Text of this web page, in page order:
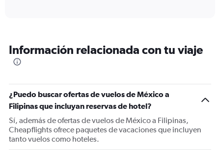
categories.
The
Y
axis
displaying
values.
Range:
0
Información relacionada con tu viaje
¿Puedo buscar ofertas de vuelos de México a
Filipinas que incluyan reservas de hotel?
Sí, además de ofertas de vuelos de México a Filipinas,
Cheapflights ofrece paquetes de vacaciones que incluyen
tanto vuelos como hoteles.